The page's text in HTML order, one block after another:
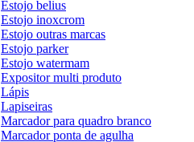
Estojo belius
Estojo inoxcrom
Estojo outras marcas
Estojo parker
Estojo watermam
Expositor multi produto
Lápis
Lapiseiras
Marcador para quadro branco
Marcador ponta de agulha